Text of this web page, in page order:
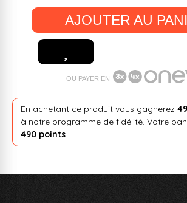
AJOUTER AU
OU PAYER EN
En achetant ce produit vous gagnerez
à notre programme de fidélité. Votre
490 points.